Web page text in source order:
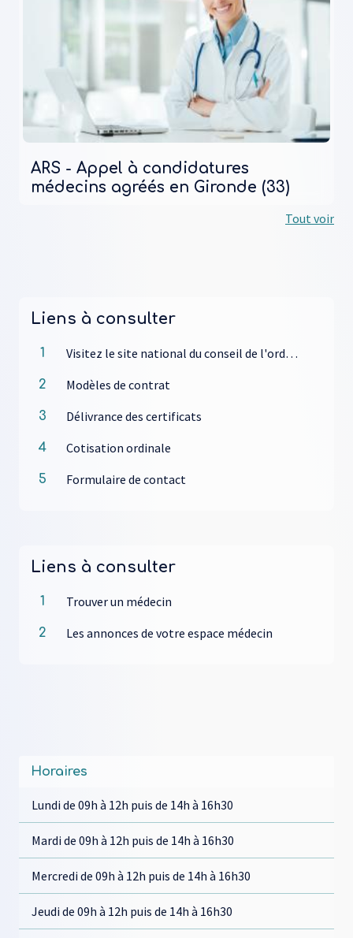
ARS - Appel à candidatures
médecins agréés en Gironde (33)
Tout voir
Liens à consulter
1
Visitez le site national du conseil de l'ordre
2 Modèles de contrat
3 Délivrance des certificats
4 Cotisation ordinale
5 Formulaire de contact
Liens à consulter
1 Trouver un médecin
2 Les annonces de votre espace médecin
Horaires
Lundi de 09h à 12h puis de 14h à 16h30
Mardi de 09h à 12h puis de 14h à 16h30
Mercredi de 09h à 12h puis de 14h à 16h30
Jeudi de 09h à 12h puis de 14h à 16h30